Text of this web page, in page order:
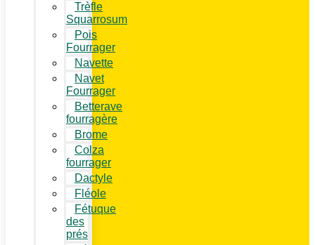
Trèfle
Squarrosum
Pois
Fourrager
Navette
Navet
Fourrager
Betterave
fourragère
Brome
Colza
fourrager
Dactyle
Fléole
Fétuque
des
prés